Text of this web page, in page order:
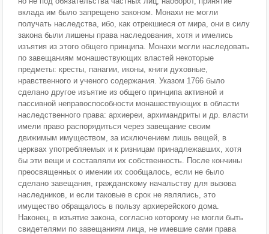
вклада им было запрещено законом. Монахи не могли
получать наследства, ибо, как отрекшиеся от мира, они в силу
закона были лишены права наследования, хотя и имелись
изъятия из этого общего принципа. Монахи могли наследовать
по завещаниям монашествующих властей некоторые
предметы: кресты, панагии, иконы, книги духовные,
нравственного и ученого содержания. Указом 1766 было
сделано другое изъятие из общего принципа активной и
пассивной неправоспособности монашествующих в области
наследственного права: архиереи, архимандриты и др. власти
имели право распорядиться через завещание своим
движимым имуществом, за исключением лишь вещей, в
церквах употребляемых и к ризницам принадлежавших, хотя
бы эти вещи и составляли их собственность. После кончины
преосвященных о имении их сообщалось, если не было
сделано завещания, гражданскому начальству для вызова
наследников, и если таковые в срок не являлись, это
имущество обращалось в пользу архиерейского дома.
Наконец, в изъятие закона, согласно которому не могли быть
свидетелями по завещаниям лица, не имевшие сами права